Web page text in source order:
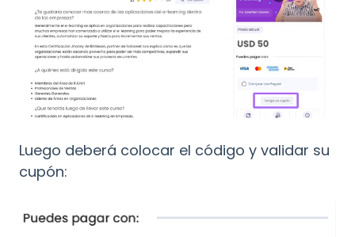
Luego deberá colocar el código y validar su
cupón: